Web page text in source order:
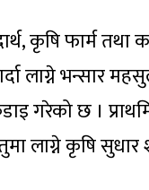
कृषि फार्म
लाग्ने भन्सार
गरेको छ ।
लाग्ने कृषि